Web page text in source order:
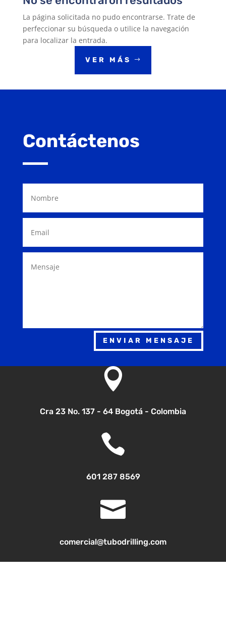
La página solicitada no pudo encontrarse. Trate de
perfeccionar su búsqueda o utilice la navegación
para localizar la entrada.
VER MÁS
Contáctenos
ENVIAR MENSAJE

Cra 23 No. 137 - 64 Bogotá - Colombia

601 287 8569

comercial@tubodrilling.com